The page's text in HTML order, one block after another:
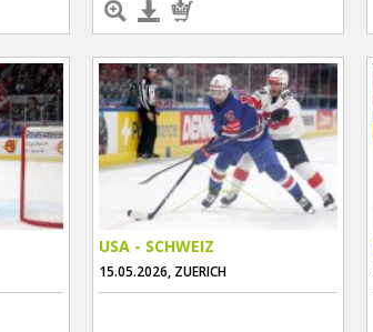
USA - SCHWEIZ
15.05.2026, ZUERICH